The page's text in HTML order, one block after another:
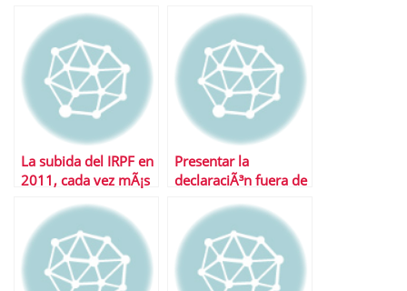
renta
La subida del IRPF en
2011, cada vez mÃ¡s
Presentar la
declaraciÃ³n fuera de